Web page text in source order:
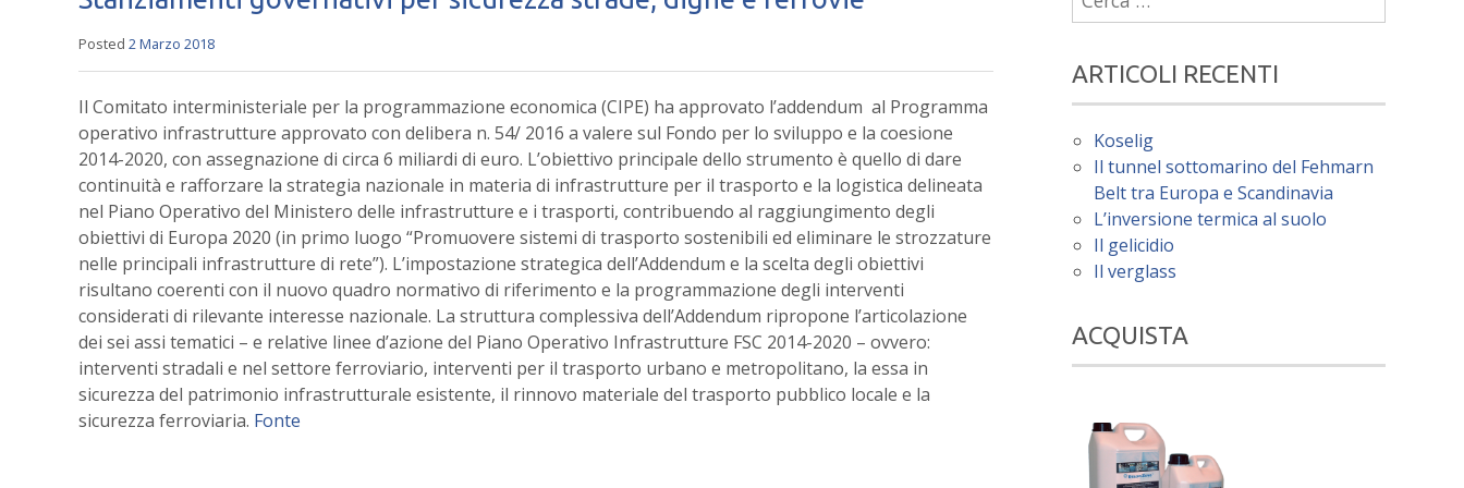
Posted 2 Marzo 2018
Il Comitato interministeriale per la programmazione economica (CIPE) ha approvato l’addendum al Programma
operativo infrastrutture approvato con delibera n. 54/ 2016 a valere sul Fondo per lo sviluppo e la coesione
2014-2020, con assegnazione di circa 6 miliardi di euro. L’obiettivo principale dello strumento è quello di dare
continuità e rafforzare la strategia nazionale in materia di infrastrutture per il trasporto e la logistica delineata
nel Piano Operativo del Ministero delle infrastrutture e i trasporti, contribuendo al raggiungimento degli
obiettivi di Europa 2020 (in primo luogo “Promuovere sistemi di trasporto sostenibili ed eliminare le strozzature
nelle principali infrastrutture di rete”). L’impostazione strategica dell’Addendum e la scelta degli obiettivi
risultano coerenti con il nuovo quadro normativo di riferimento e la programmazione degli interventi
considerati di rilevante interesse nazionale. La struttura complessiva dell’Addendum ripropone l’articolazione
dei sei assi tematici – e relative linee d’azione del Piano Operativo Infrastrutture FSC 2014-2020 – ovvero:
interventi stradali e nel settore ferroviario, interventi per il trasporto urbano e metropolitano, la essa in
sicurezza del patrimonio infrastrutturale esistente, il rinnovo materiale del trasporto pubblico locale e la
sicurezza ferroviaria. Fonte
per:
ARTICOLI RECENTI
Koselig
Il tunnel sottomarino del Fehmarn
Belt tra Europa e Scandinavia
L’inversione termica al suolo
Il gelicidio
Il verglass
ACQUISTA